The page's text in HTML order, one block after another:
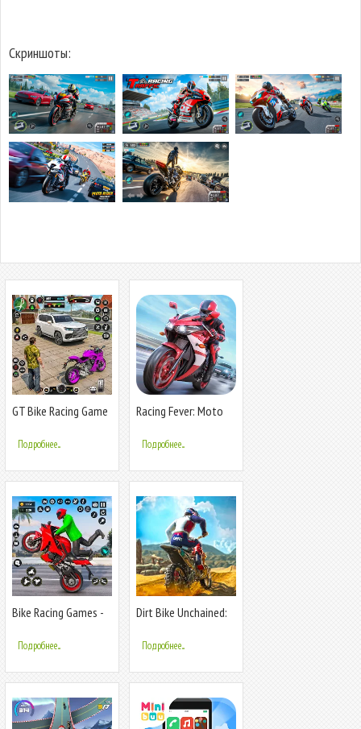
Скриншоты:
GT Bike Racing Game
Подробнее...
Racing Fever: Moto
Подробнее...
Bike Racing Games -
Подробнее...
Dirt Bike Unchained:
Подробнее...